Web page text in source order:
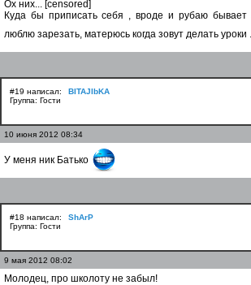
Ох них... [censored]
Куда бы приписать себя , вроде и рубаю бывает
люблю зарезать, матерюсь когда зовут делать уроки
#19 написал:
BITAJIbKA
Группа: Гости
10 июня 2012 08:34
У меня ник Батько
#18 написал:
ShArP
Группа: Гости
9 мая 2012 08:02
Молодец, про школоту не забыл!